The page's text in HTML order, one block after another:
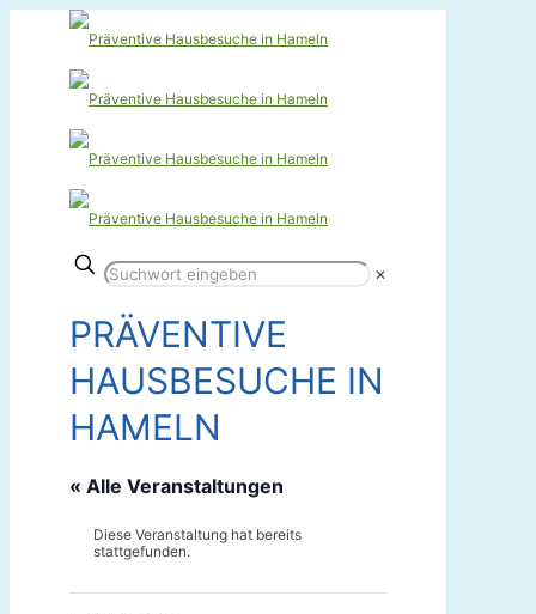
✕
PRÄVENTIVE
HAUSBESUCHE IN
HAMELN
« Alle Veranstaltungen
Diese Veranstaltung hat bereits
stattgefunden.